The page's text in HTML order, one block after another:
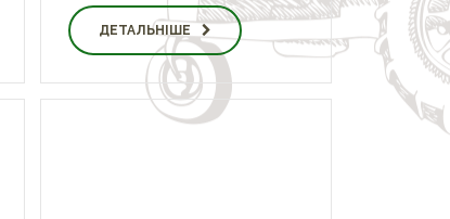
ДЕТАЛЬНІШЕ